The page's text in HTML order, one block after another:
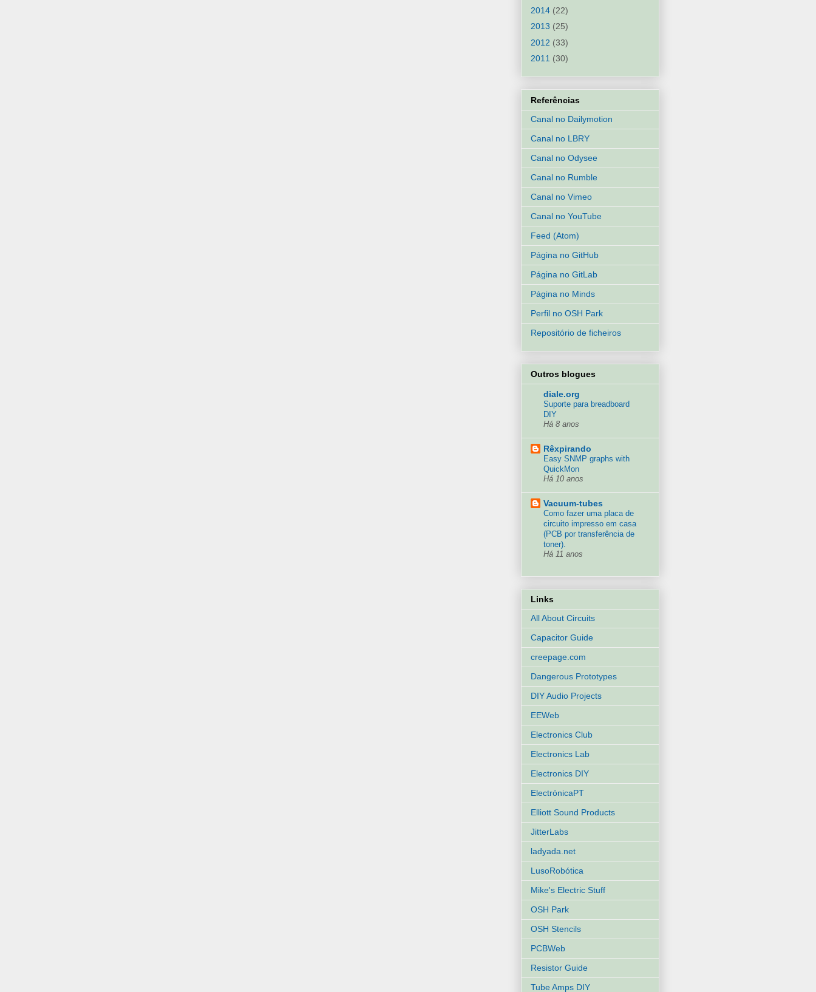
2014 (22)
2013 (25)
2012 (33)
2011 (30)
Referências
Canal no Dailymotion
Canal no LBRY
Canal no Odysee
Canal no Rumble
Canal no Vimeo
Canal no YouTube
Feed (Atom)
Página no GitHub
Página no GitLab
Página no Minds
Perfil no OSH Park
Repositório de ficheiros
Outros blogues
diale.org
Suporte para breadboard
DIY
Há 8 anos
Rêxpirando
Easy SNMP graphs with
QuickMon
Há 10 anos
Vacuum-tubes
Como fazer uma placa de
circuito impresso em casa
(PCB por transferência de
toner).
Há 11 anos
Links
All About Circuits
Capacitor Guide
creepage.com
Dangerous Prototypes
DIY Audio Projects
EEWeb
Electronics Club
Electronics Lab
Electronics DIY
ElectrónicaPT
Elliott Sound Products
JitterLabs
ladyada.net
LusoRobótica
Mike's Electric Stuff
OSH Park
OSH Stencils
PCBWeb
Resistor Guide
Tube Amps DIY